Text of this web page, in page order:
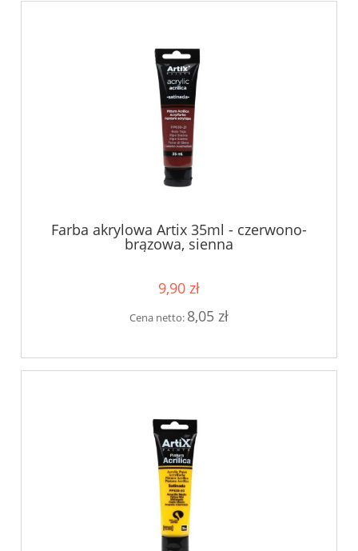
Farba akrylowa Artix 35ml - czerwono-
brązowa, sienna
9,90 zł
Cena netto: 8,05 zł